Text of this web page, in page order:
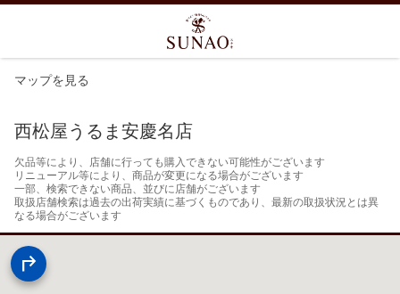
マップを見る
西松屋うるま安慶名店
欠品等により、店舗に行っても購入できない可能性がございます
リニューアル等により、商品が変更になる場合がございます
一部、検索できない商品、並びに店舗がございます
取扱店舗検索は過去の出荷実績に基づくものであり、最新の取扱状況とは異
なる場合がございます